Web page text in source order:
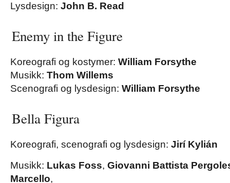
Lysdesign: John B. Read
Enemy in the Figure
Koreografi og kostymer: William Forsythe
Musikk: Thom Willems
Scenografi og lysdesign: William Forsythe
Bella Figura
Koreografi, scenografi og lysdesign: Jirí Kylián
Musikk: Lukas Foss, Giovanni Battista
Marcello,